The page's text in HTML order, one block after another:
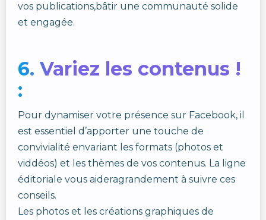
vos publications,bâtir une communauté solide
et engagée.
6. Variez les contenus !
:
Pour dynamiser votre présence sur Facebook, il
est essentiel d’apporter une touche de
convivialité envariant les formats (photos et
viddéos) et les thèmes de vos contenus. La ligne
éditoriale vous aideragrandement à suivre ces
conseils.
Les photos et les créations graphiques de